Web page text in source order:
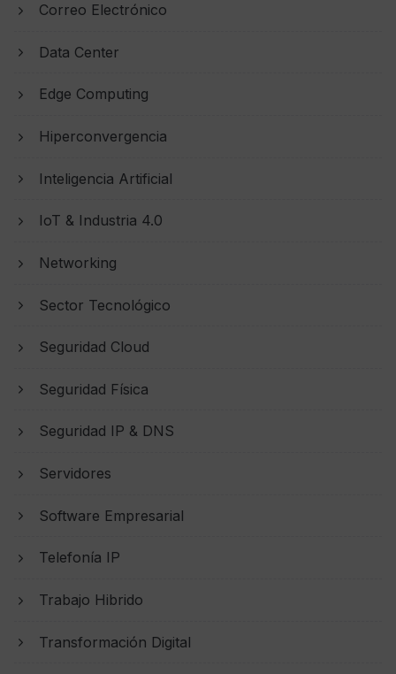
Correo Electrónico
Data Center
Edge Computing
Hiperconvergencia
Inteligencia Artificial
IoT & Industria 4.0
Networking
Sector Tecnológico
Seguridad Cloud
Seguridad Física
Seguridad IP & DNS
Servidores
Software Empresarial
Telefonía IP
Trabajo Hibrido
Transformación Digital